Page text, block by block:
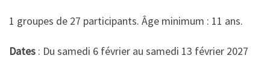
1 groupes de 27 participants. Âge minimum : 11 ans.
Dates : Du samedi 6 février au samedi 13 février 2027